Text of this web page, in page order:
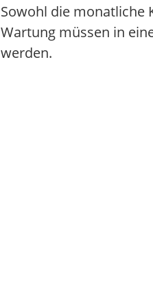
Sowohl die monatliche
Wartung müssen in
werden.